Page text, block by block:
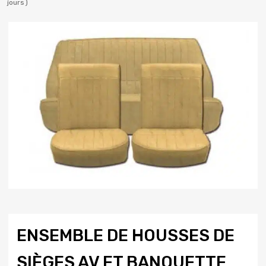
jours )
ENSEMBLE DE HOUSSES DE